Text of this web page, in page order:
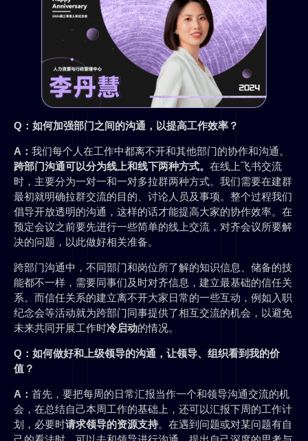
Q： 如何加强部门之间的沟通，以提高工作效率？
A： 我们每个人在工作中都离不开和其他部门的协作和沟通。
跨部门沟通可以分为线上和线下两种方式。 在线上飞书交流
时，主要分为一对一和一对多拉群两种方式。我们需要在建群
最初就明确拉群交流的目的、讨论人员及事项。整个过程我们
倡导开放透明的沟通，这样的话才能提高大家的协作效率。在
预定会议之前要先进行一些简单的线上交流，对齐会议所要解
决的问题，以此做好相关准备。
跨部门沟通中，不同部门和岗位所了解的知识信息、储备的技
能都不一样，需要同事们及时对齐信息，建立最基础的信任关
系。而信任关系的建立离不开大家日常的一些互动，例如入职
纪念会等活动就为跨部门同事提供了相互交流的机会，以避免
未来共同开展工作时冷启动的情况。
Q： 如何做好和上级领导的沟通，让领导、组织看到我的价
值？
A： 首先，要把每周的日常汇报当作一个和领导沟通交流的机
会，在总结自己本周工作的基础上，还可以汇报下周的工作计
划，必要时请求领导的资源支持。在遇到问题或对某问题有自